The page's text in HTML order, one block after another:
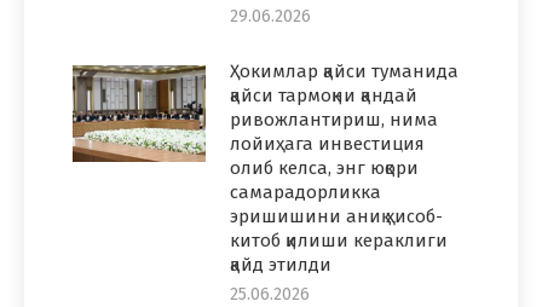
29.06.2026
Ҳокимлар қайси туманида
қайси тармоқни қандай
ривожлантириш, нима
лойиҳага инвестиция
олиб келса, энг юқори
самарадорликка
эришишини аниқ ҳисоб-
китоб қилиши кераклиги
қайд этилди
25.06.2026